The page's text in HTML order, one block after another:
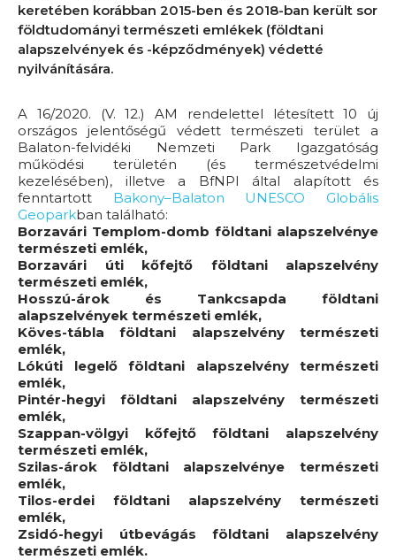
keretében korábban 2015-ben és 2018-ban került sor
földtudományi természeti emlékek (földtani
alapszelvények és -képződmények) védetté
nyilvánítására.
A 16/2020. (V. 12.) AM rendelettel létesített 10 új
országos jelentőségű védett természeti terület a
Balaton-felvidéki Nemzeti Park Igazgatóság
működési területén (és természetvédelmi
kezelésében), illetve a BfNPI által alapított és
fenntartott Bakony–Balaton UNESCO Globális
Geoparkban található:
Borzavári Templom-domb földtani alapszelvénye
természeti emlék,
Borzavári úti kőfejtő földtani alapszelvény
természeti emlék,
Hosszú-árok és Tankcsapda földtani
alapszelvények természeti emlék,
Köves-tábla földtani alapszelvény természeti
emlék,
Lókúti legelő földtani alapszelvény természeti
emlék,
Pintér-hegyi földtani alapszelvény természeti
emlék,
Szappan-völgyi kőfejtő földtani alapszelvény
természeti emlék,
Szilas-árok földtani alapszelvénye természeti
emlék,
Tilos-erdei földtani alapszelvény természeti
emlék,
Zsidó-hegyi útbevágás földtani alapszelvény
természeti emlék.